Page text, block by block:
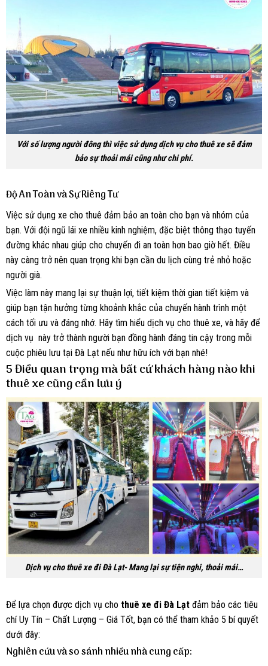
Với số lượng người đông thì việc sử dụng dịch vụ cho thuê xe sẽ đảm
bảo sự thoải mái cũng như chi phí.
Độ An Toàn và Sự Riêng Tư
Việc sử dụng xe cho thuê đảm bảo an toàn cho bạn và nhóm của
bạn. Với đội ngũ lái xe nhiều kinh nghiệm, đặc biệt thông thạo tuyến
đường khác nhau giúp cho chuyến đi an toàn hơn bao giờ hết. Điều
này càng trở nên quan trọng khi bạn cần du lịch cùng trẻ nhỏ hoặc
người già.
Việc làm này mang lại sự thuận lợi, tiết kiệm thời gian tiết kiệm và
giúp bạn tận hưởng từng khoảnh khắc của chuyến hành trình một
cách tối ưu và đáng nhớ. Hãy tìm hiểu dịch vụ cho thuê xe, và hãy để
dịch vụ này trở thành người bạn đồng hành đáng tin cậy trong mỗi
cuộc phiêu lưu tại Đà Lạt nếu như hữu ích với bạn nhé!
5 Điều quan trọng mà bất cứ khách hàng nào khi
thuê xe cũng cần lưu ý
Dịch vụ cho thuê xe đi Đà Lạt- Mang lại sự tiện nghi, thoải mái…
Để lựa chọn được dịch vụ cho thuê xe đi Đà Lạt đảm bảo các tiêu
chí Uy Tín – Chất Lượng – Giá Tốt, bạn có thể tham khảo 5 bí quyết
dưới đây:
Nghiên cứu và so sánh nhiều nhà cung cấp: